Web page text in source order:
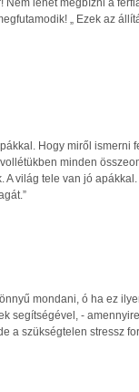
Nem lehet megbízni a
„ Ezek az
Hogy miről ismerni
minden
A világ tele van jó
mondani, ó ha ez
segítségével, -
a szükségtelen stressz